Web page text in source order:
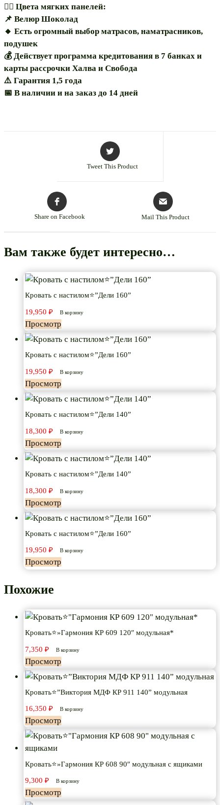
🏳️‍🌈 Цвета мягких панелей:
📌 Велюр Шоколад
🔸️ Есть огромный выбор матрасов, наматрасников,
подушек
💰 Действует программа кредитования в 7 банках и
карты рассрочки Халва и Свобода
⚠️ Гарантия 1,5 года
📅 В наличии и на заказ до 14 дней
Tweet This Product
Share on Facebook Mail This Product
Вам также будет интересно…
Кровать с настилом⭐”Дели 160”
19,950 ₽ В корзину
Просмотр
Кровать с настилом⭐”Дели 160”
19,950 ₽ В корзину
Просмотр
Кровать с настилом⭐”Дели 140”
18,300 ₽ В корзину
Просмотр
Кровать с настилом⭐”Дели 140”
18,300 ₽ В корзину
Просмотр
Кровать с настилом⭐”Дели 160”
19,950 ₽ В корзину
Просмотр
Похожие
Кровать⭐»Гармония КР 609 120″ модульная*
7,350 ₽ В корзину
Просмотр
Кровать⭐”Виктория МДФ КР 911 140” модульная
16,350 ₽ В корзину
Просмотр
Кровать⭐»Гармония КР 608 90″ модульная с ящиками
9,300 ₽ В корзину
Просмотр